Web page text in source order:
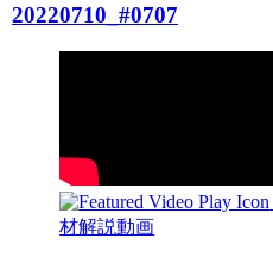
20220710_#0707
材解説動画